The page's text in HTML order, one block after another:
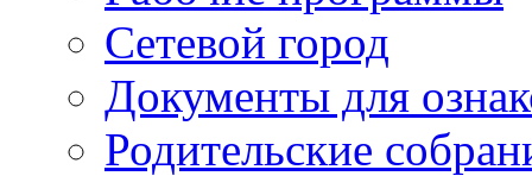
Сетевой город
Документы для
Родительские